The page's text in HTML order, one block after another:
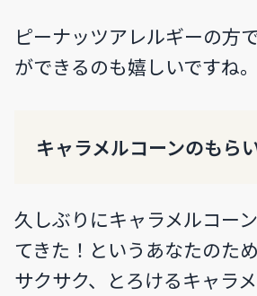
ピーナッツアレルギーの方
ができるのも嬉しいですね。
キャラメルコーンのもら
久しぶりにキャラメルコー
てきた！というあなたのた
サクサク、とろけるキャラ